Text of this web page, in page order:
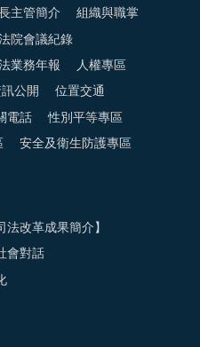
主管簡介 組織與職掌
院會議紀錄
業務年報 人權專區
公開 位置交通
電話 性別平等專區
安全及衛生防護專區
法改革成果簡介】
會對話